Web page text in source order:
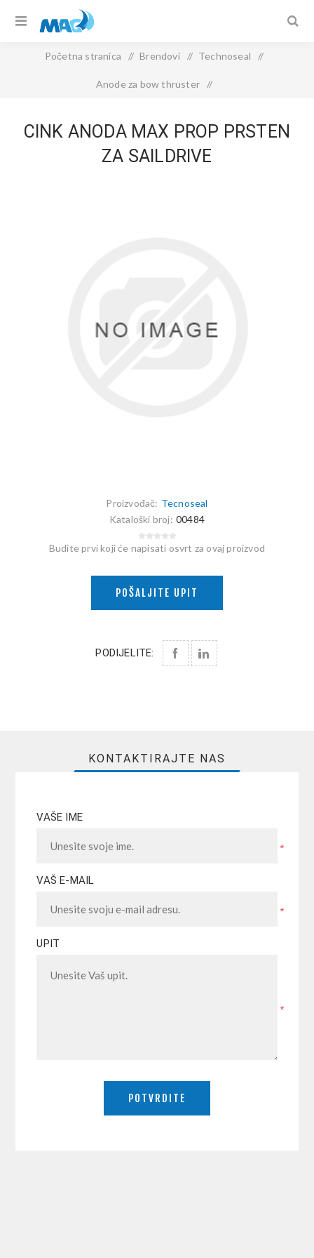
Početna stranica / Brendovi / Technoseal /
Anode za bow thruster /
CINK ANODA MAX PROP PRSTEN
ZA SAILDRIVE
Proizvođač: Tecnoseal
Kataloški broj: 00484
Budite prvi koji će napisati osvrt za ovaj proizvod
POŠALJITE UPIT
PODIJELITE:
KONTAKTIRAJTE NAS
VAŠE IME
*
VAŠ E-MAIL
*
UPIT
*